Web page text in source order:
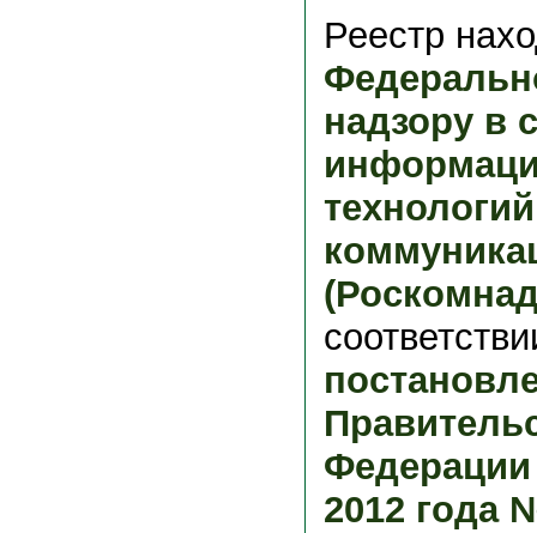
Реестр
надзору в
Федерации
2012 года